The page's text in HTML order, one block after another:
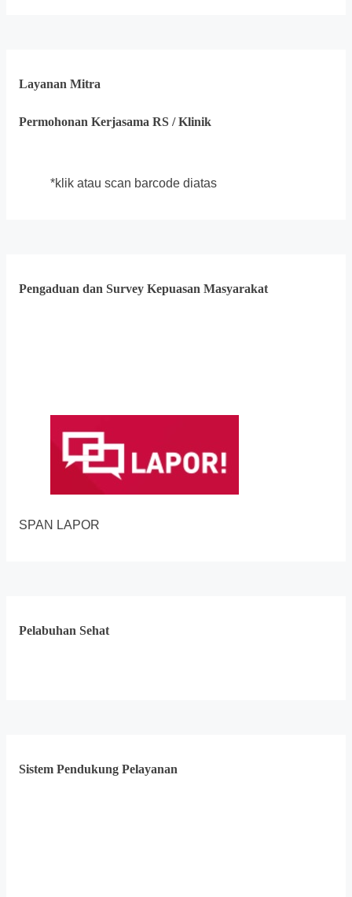
Layanan Mitra
Permohonan Kerjasama RS / Klinik
*klik atau scan barcode diatas
Pengaduan dan Survey Kepuasan Masyarakat
SPAN LAPOR
Pelabuhan Sehat
Sistem Pendukung Pelayanan